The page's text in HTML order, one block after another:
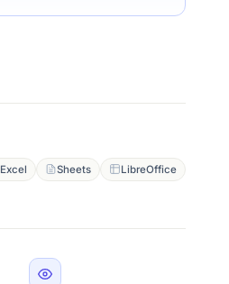
Excel Sheets LibreOffice